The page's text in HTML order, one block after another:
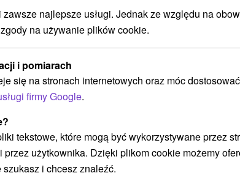
Počet osôb
ODLEGŁOŚĆ
PARKOWANIA OD
Pri objekte
SPOSÓB
BUDYNKU
Elektrické
Na tuhé palivo
najlepsze usługi. Jednak ze względu na
na używanie plików cookie.
i pomiarach
się na stronach internetowych oraz móc
firmy Google.
tekstowe, które mogą być wykorzystywane przez
przez użytkownika. Dzięki plikom cookie możemy
i chcesz znaleźć.